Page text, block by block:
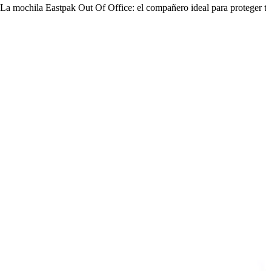
La mochila Eastpak Out Of Office: el compañero ideal para proteger